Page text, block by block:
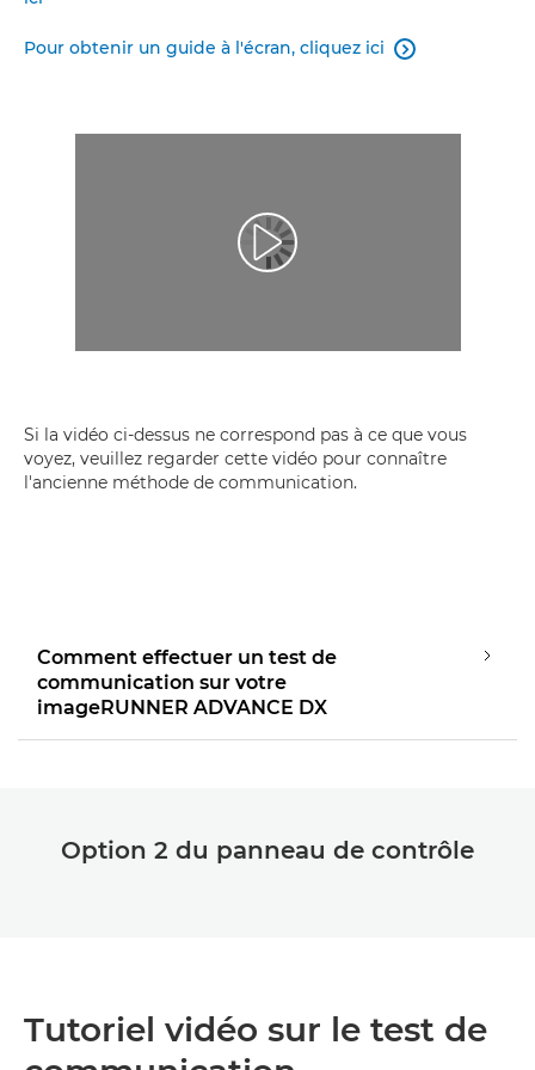
Pour obtenir un guide à l'écran, cliquez ici 
Lancer la vidéo
Si la vidéo ci-dessus ne correspond pas à ce que vous
voyez, veuillez regarder cette vidéo pour connaître
l'ancienne méthode de communication.
Comment effectuer un test de
communication sur votre
imageRUNNER ADVANCE DX
Option 2 du panneau de contrôle
Tutoriel vidéo sur le test de